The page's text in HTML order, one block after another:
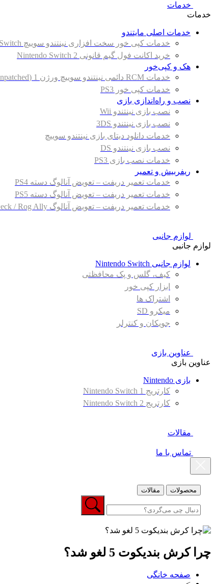
خدمات
خدمات
خدمات اصلی مایتندو
خدمات کپی خور سخت افزاری نینتندو سوییچ Nintendo Switch
خرید اکانت فول گیم قانونی Nintendo Switch 2
هک و کپی‌خور
خدمات RCM دائمی نینتندو سوییچ ورژن 1 (Unpatched)
خدمات کپی خور PS3
نصب و راه‌اندازی بازی
نصب بازی نینتندو Wii
نصب بازی نینتندو 3DS
خدمات دانلود دیتای بازی نینتندو سوییچ
نصب بازی نینتندو DS
خدمات نصب بازی PS3
ریفربیش و تعمیر
خدمات تعمیر دریفت – تعویض آنالوگ دسته PS4
خدمات تعمیر دریفت – تعویض آنالوگ دسته PS5
خدمات تعمیر دریفت – تعویض آنالوگ Steam Deck / Rog Ally
لوازم جانبی
لوازم جانبی
لوازم جانبی Nintendo Switch
کیف، گلس و پک محافظتی
ابزار کپی خور
اشتراک ها
میکرو SD
جویکان و کنترلر
عناوین بازی
عناوین بازی
بازی Nintendo
کارتریج Nintendo Switch 1
کارتریج Nintendo Switch 2
مقالات
تماس با ما
محصولات مقالات
چرا کرش بندیکوت 5 لغو شد؟
صفحه خانگی